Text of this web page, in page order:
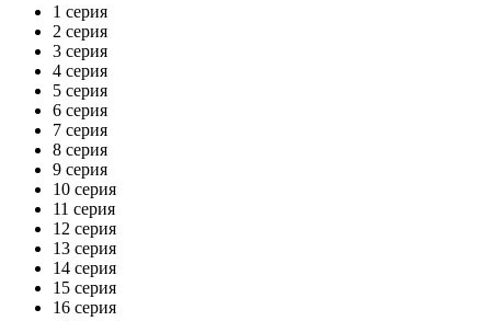
1 серия
2 серия
3 серия
4 серия
5 серия
6 серия
7 серия
8 серия
9 серия
10 серия
11 серия
12 серия
13 серия
14 серия
15 серия
16 серия